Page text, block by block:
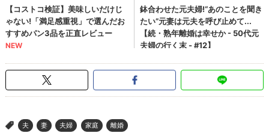
> 夫 妻 夫婦 家庭 離婚